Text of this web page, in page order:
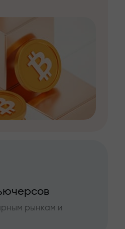
рынкам и